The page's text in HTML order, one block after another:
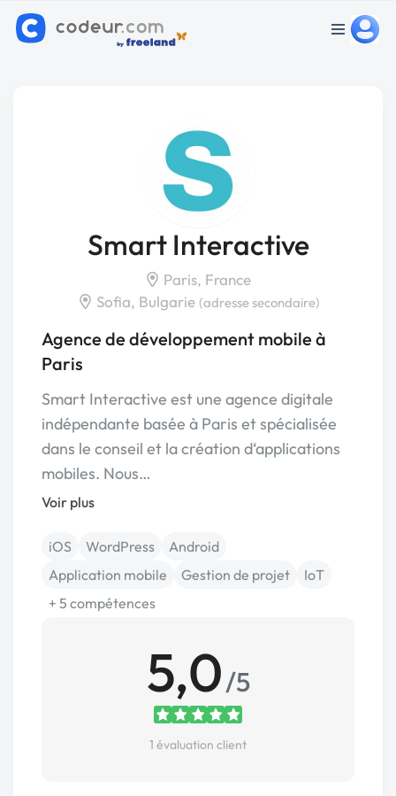
Smart Interactive
Paris, France
Sofia, Bulgarie (adresse secondaire)
Agence de développement mobile à
Paris
Smart Interactive est une agence digitale
indépendante basée à Paris et spécialisée
dans le conseil et la création d‘applications
mobiles. Nous…
Voir plus
iOS WordPress
Android
Application mobile
Gestion de projet
IoT
+ 5 compétences
5,0/5
1 évaluation client